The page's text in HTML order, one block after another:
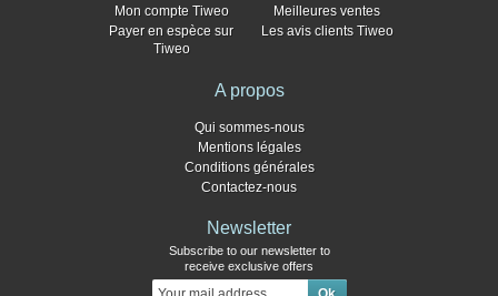
Mon compte Tiweo
Payer en espèce sur
Tiweo
Meilleures ventes
Les avis clients Tiweo
A propos
Qui sommes-nous
Mentions légales
Conditions générales
Contactez-nous
Newsletter
Subscribe to our newsletter to
receive exclusive offers